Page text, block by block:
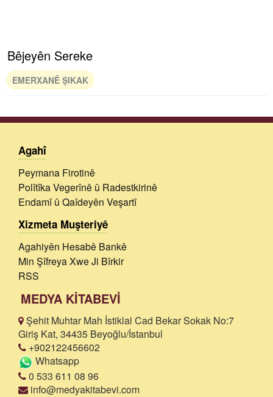
Bêjeyên Sereke
EMERXANÊ ŞIKAK
Agahî
Peymana Firotinê
Polîtîka Vegerînê û Radestkirinê
Endamî û Qaîdeyên Veşartî
Xizmeta Muşteriyê
Agahiyên Hesabê Bankê
Min Şîfreya Xwe Ji Bîrkir
RSS
MEDYA KİTABEVİ
Şehit Muhtar Mah İstiklal Cad Bekar Sokak No:7
Giriş Kat, 34435 Beyoğlu/İstanbul
+902122456602
Whatsapp
0 533 611 08 96
info@medyakitabevi.com